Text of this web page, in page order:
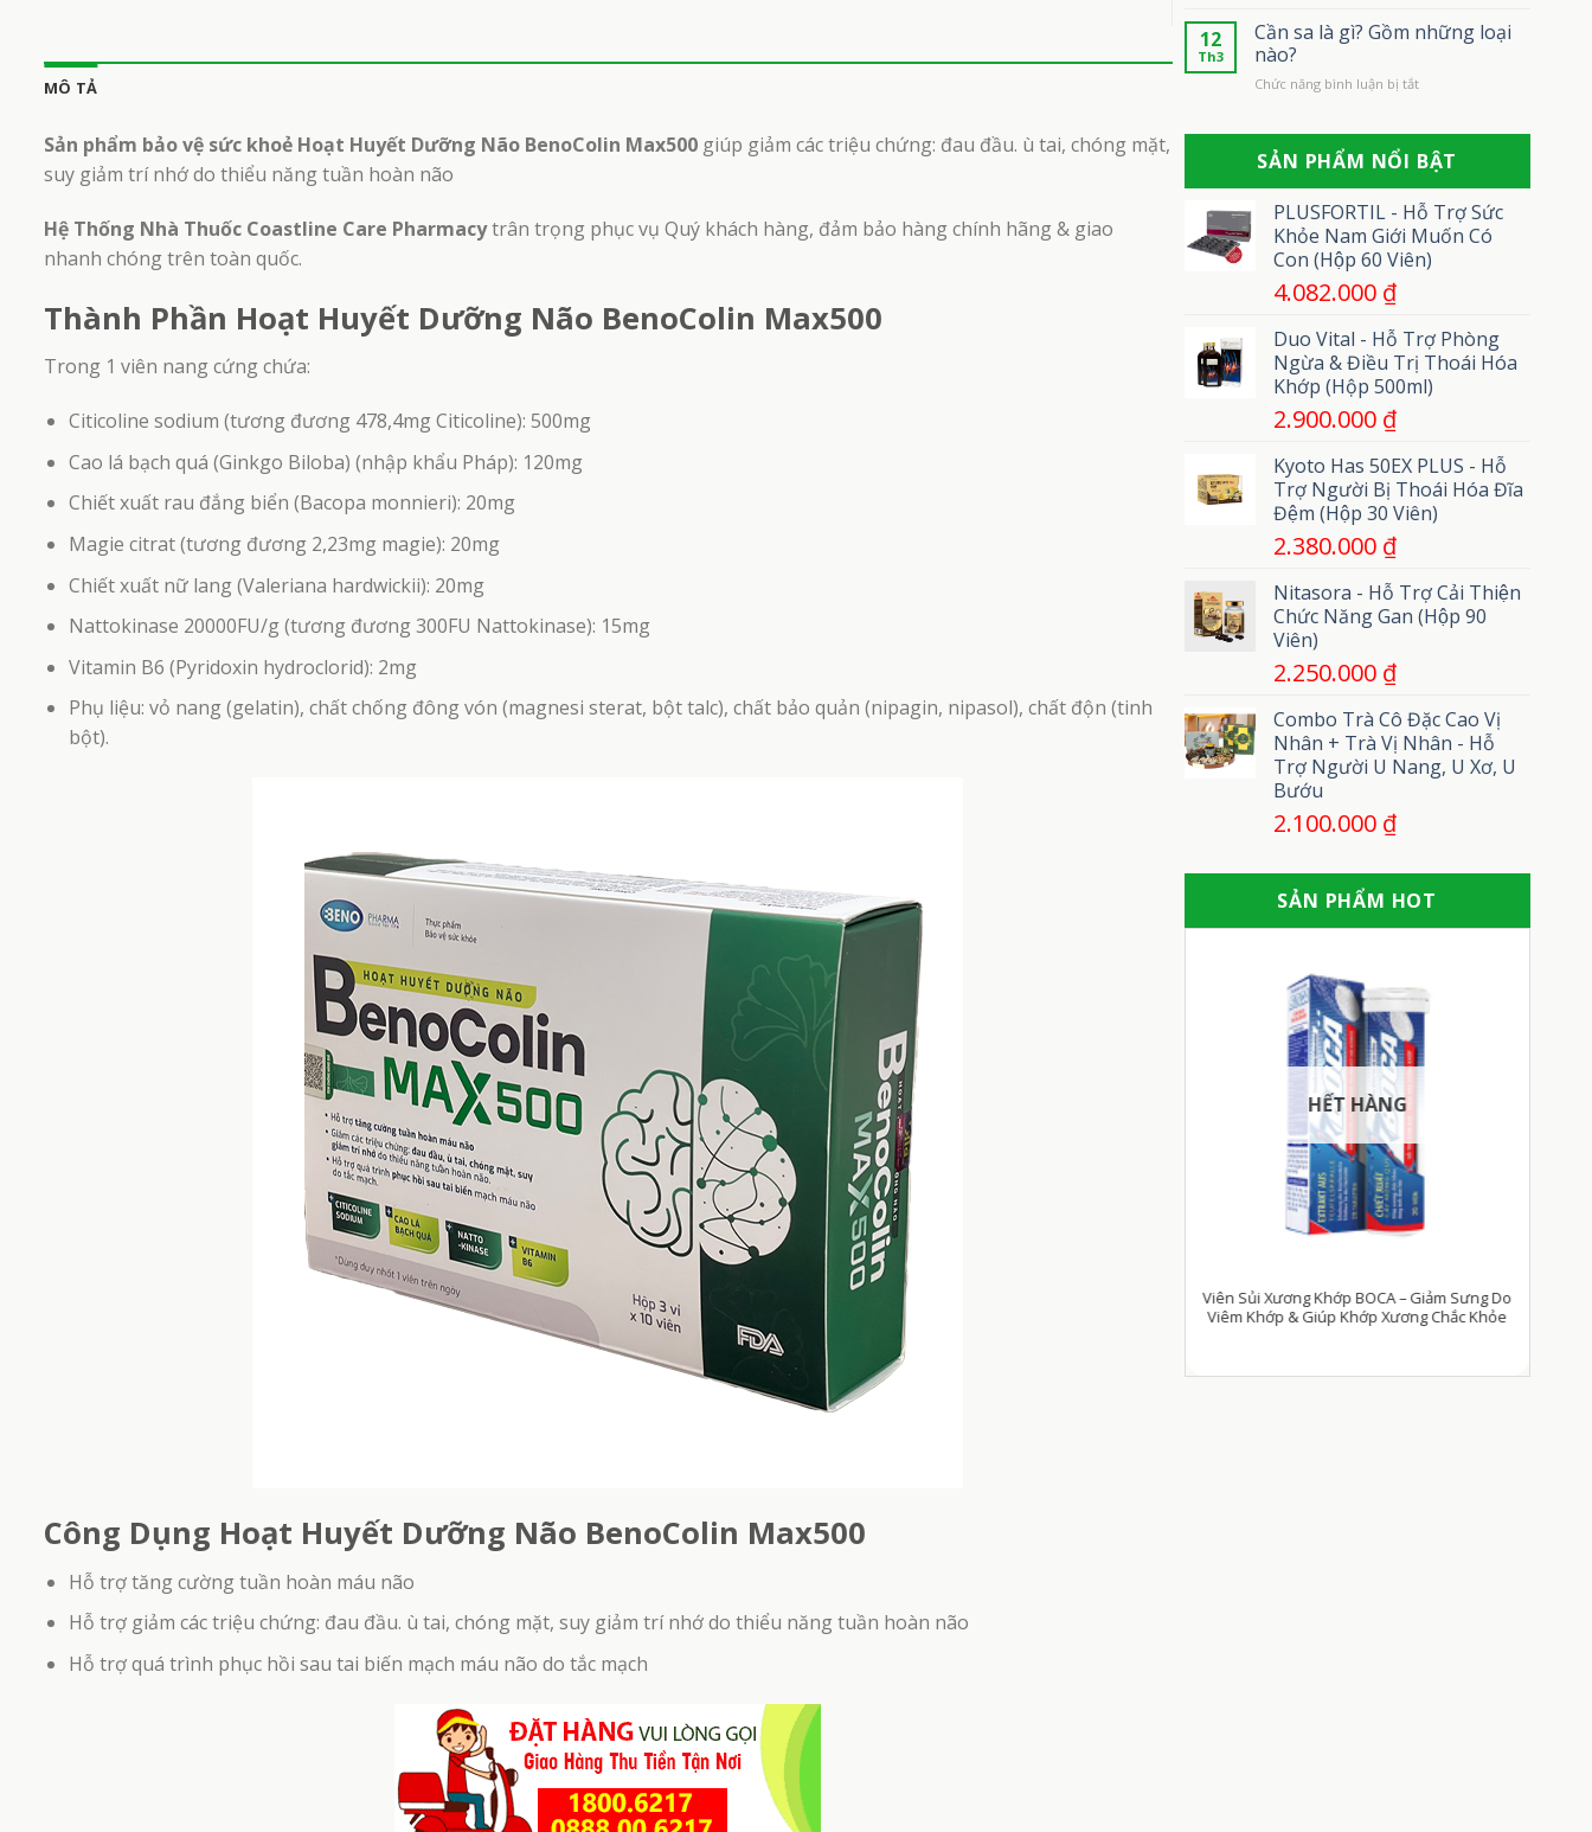
MÔ TẢ
Sản phẩm bảo vệ sức khoẻ Hoạt Huyết Dưỡng Não BenoColin Max500 giúp giảm các triệu chứng: đau đầu. ù tai, chóng mặt,
suy giảm trí nhớ do thiểu năng tuần hoàn não
Hệ Thống Nhà Thuốc Coastline Care Pharmacytrân trọng phục vụ Quý khách hàng, đảm bảo hàng chính hãng & giao
nhanh chóng trên toàn quốc.
Thành Phần Hoạt Huyết Dưỡng Não BenoColin Max500
Trong 1 viên nang cứng chứa:
Citicoline sodium (tương đương 478,4mg Citicoline): 500mg
Cao lá bạch quá (Ginkgo Biloba) (nhập khẩu Pháp): 120mg
Chiết xuất rau đắng biển (Bacopa monnieri): 20mg
Magie citrat (tương đương 2,23mg magie): 20mg
Chiết xuất nữ lang (Valeriana hardwickii): 20mg
Nattokinase 20000FU/g (tương đương 300FU Nattokinase): 15mg
Vitamin B6 (Pyridoxin hydroclorid): 2mg
Phụ liệu: vỏ nang (gelatin), chất chống đông vón (magnesi sterat, bột talc), chất bảo quản (nipagin, nipasol), chất độn (tinh
bột).
Công Dụng Hoạt Huyết Dưỡng Não BenoColin Max500
Hỗ trợ tăng cường tuần hoàn máu não
Hỗ trợ giảm các triệu chứng: đau đầu. ù tai, chóng mặt, suy giảm trí nhớ do thiểu năng tuần hoàn não
Hỗ trợ quá trình phục hồi sau tai biến mạch máu não do tắc mạch
năng
khiến
tình
phát
cuồng
ván
Cách
bệnh
uốn
ván
12
Th3
Cần sa là gì? Gồm những loại
nào?
Chức năng bình luận bị tắtở
gì?
những
loại
nào?
SẢN PHẨM NỔI BẬT
PLUSFORTIL - Hỗ Trợ Sức
Khỏe Nam Giới Muốn Có
Con (Hộp 60 Viên)
4.082.000 ₫
Duo Vital - Hỗ Trợ Phòng
Ngừa & Điều Trị Thoái Hóa
Khớp (Hộp 500ml)
2.900.000 ₫
Kyoto Has 50EX PLUS - Hỗ
Trợ Người Bị Thoái Hóa Đĩa
Đệm (Hộp 30 Viên)
2.380.000 ₫
Nitasora - Hỗ Trợ Cải Thiện
Chức Năng Gan (Hộp 90
Viên)
2.250.000 ₫
Combo Trà Cô Đặc Cao Vị
Nhân + Trà Vị Nhân - Hỗ
Trợ Người U Nang, U Xơ, U
Bướu
2.100.000 ₫
SẢN PHẨM HOT
Trà Cô Đặc Cao Vị Can – Hỗ Trợ Cải Thiện Chức
Năng Gan (Hộp 300gr)
HẾT HÀNG
Linh Tự Đan – Giải pháp cho người hiếm muộn
Viên Sủi Xương Khớp BOCA – Giảm Sưng Do
Viêm Khớp & Giúp Khớp Xương Chắc Khỏe
HẾT HÀNG
Viên Uống MenF1h – Hỗ Trợ Tăng Cường Sinh Lý
Nam Giới (Hộp 6 viên)